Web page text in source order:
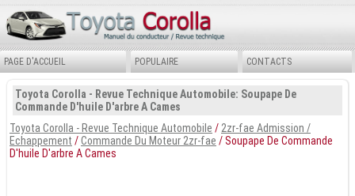
PAGE D'ACCUEIL POPULAIRE CONTACTS
Toyota Corolla - Revue Technique Automobile: Soupape De
Commande D'huile D'arbre A Cames
Toyota Corolla - Revue Technique Automobile / 2zr-fae Admission /
Echappement /Commande Du Moteur 2zr-fae / Soupape De Commande
D'huile D'arbre A Cames